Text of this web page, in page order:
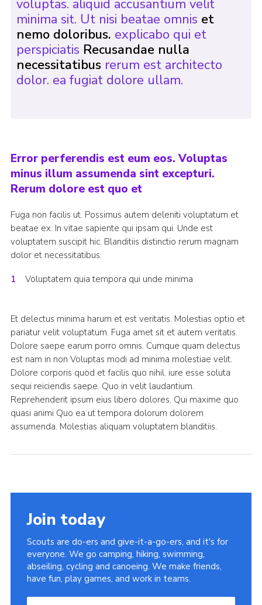
voluptas. aliquid accusantium velit
minima sit. Ut nisi beatae omnis et
nemo doloribus. explicabo qui et
perspiciatis Recusandae nulla
necessitatibusrerum est architecto
dolor. ea fugiat dolore ullam.
Error perferendis est eum eos. Voluptas
minus illum assumenda sint excepturi.
Rerum dolore est quo et
Fuga non facilis ut. Possimus autem deleniti voluptatum et
beatae ex. In vitae sapiente qui ipsam qui. Unde est
voluptatem suscipit hic. Blanditiis distinctio rerum magnam
dolor et necessitatibus.
Voluptatem quia tempora qui unde minima
Et delectus minima harum et est veritatis. Molestias optio et
pariatur velit voluptatum. Fuga amet sit et autem veritatis.
Dolore saepe earum porro omnis. Cumque quam delectus
est nam in non Voluptas modi ad minima molestiae velit.
Dolore corporis quod et facilis quo nihil. iure esse soluta
sequi reiciendis saepe. Quo in velit laudantium.
Reprehenderit ipsum eius libero dolores. Qui maxime quo
quasi animi Quo ea ut tempora dolorum dolorem
assumenda. Molestias aliquam voluptatem blanditiis.
Join today
Scouts are do-ers and give-it-a-go-ers, and it's for
everyone. We go camping, hiking, swimming,
abseiling, cycling and canoeing. We make friends,
have fun, play games, and work in teams.